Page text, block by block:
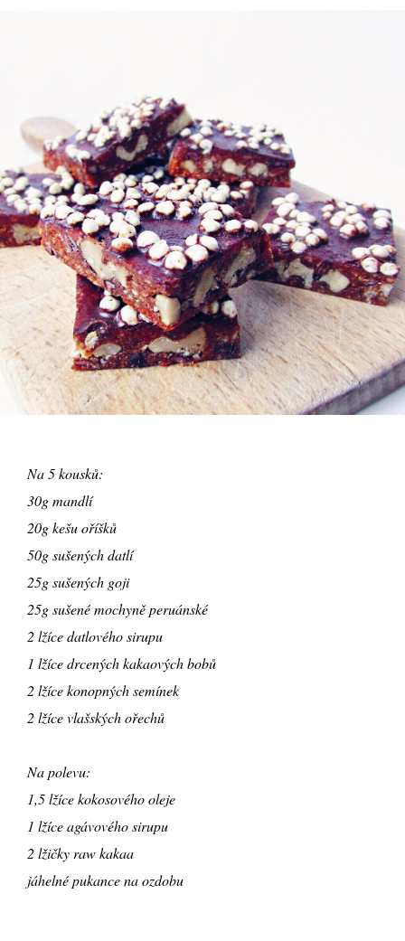
Na 5 kousků:
30g mandlí
20g kešu oříšků
50g sušených datlí
25g sušených goji
25g sušené mochyně peruánské
2 lžíce datlového sirupu
1 lžíce drcených kakaových bobů
2 lžíce konopných semínek
2 lžíce vlašských ořechů
Na polevu:
1,5 lžíce kokosového oleje
1 lžíce agávového sirupu
2 lžičky raw kakaa
jáhelné pukance na ozdobu